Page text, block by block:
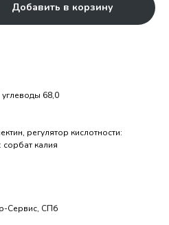
Добавить в корзину
68,0
регулятор кислотности:
сорбат калия
Сервис, СПб